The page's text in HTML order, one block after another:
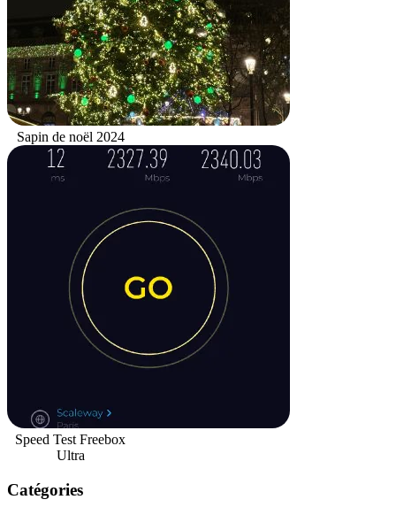
Sapin de noël 2024
Speed Test Freebox
Ultra
Catégories